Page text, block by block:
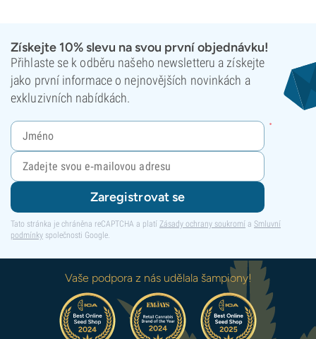
Získejte 10% slevu na svou první objednávku!
Přihlaste se k odběru našeho newsletteru a získejte
jako první informace o nejnovějších novinkách a
exkluzivních nabídkách.
Zaregistrovat se
Tato stránka je chráněna reCAPTCHA a platí Zásady ochrany soukromí a Smluvní
podmínky společnosti Google.
Vaše podpora z nás udělala šampiony!